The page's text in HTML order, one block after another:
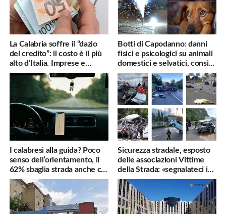
La Calabria soffre il “dazio
del credito”: il costo è il più
alto d’Italia. Imprese e
famiglie penalizzate
Botti di Capodanno: danni
fisici e psicologici su animali
domestici e selvatici, consigli
utili
I calabresi alla guida? Poco
senso dell’orientamento, il
62% sbaglia strada anche col
navigatore
Sicurezza stradale, esposto
delle associazioni Vittime
della Strada: «segnalateci i
pericoli, interverremo
subito»